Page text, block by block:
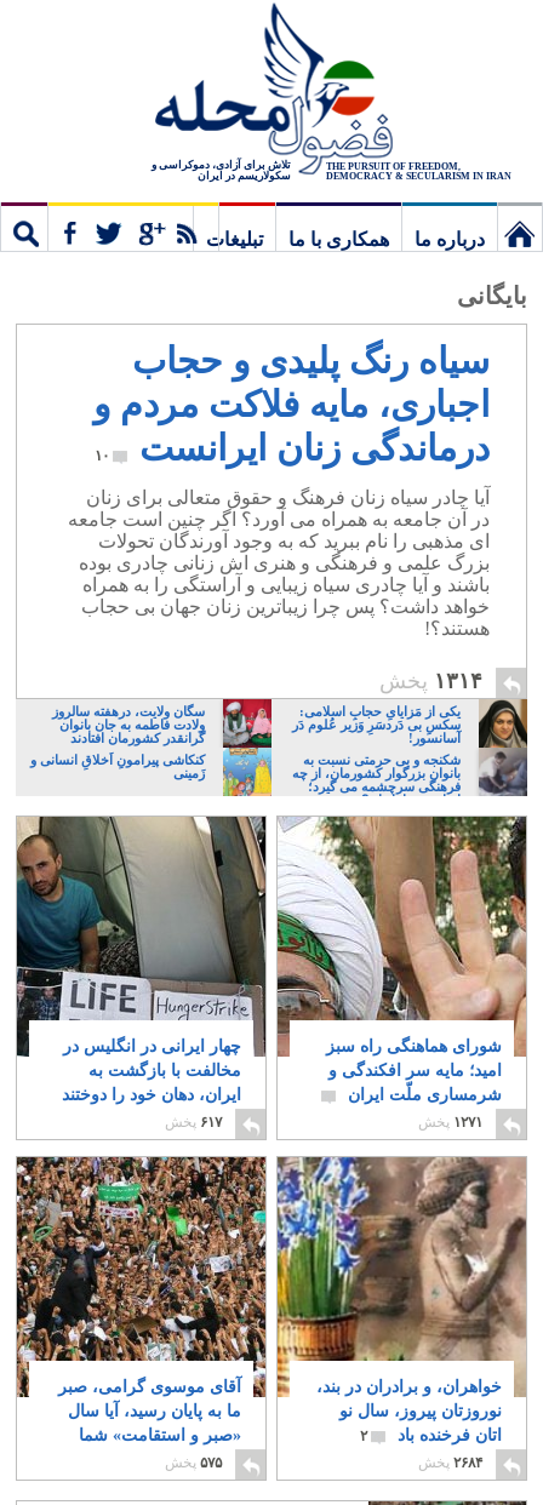
THE PURSUIT OF FREEDOM,
DEMOCRACY & SECULARISM IN IRAN
تلاش برای آزادی، دموکراسی و
سکولاریسم در ایران
درباره ما همکاری با ما
تبلیغات
بایگانی
سیاه رنگ پلیدی و حجاب
اجباری، مایه فلاکت مردم و
درماندگی زنان ایرانست
۱۰
آیا چادر سیاه زنان فرهنگ و حقوق متعالی برای زنان
در آن جامعه به همراه می آورد؟ اگر چنین است جامعه
ای مذهبی را نام ببرید که به وجود آورندگان تحولات
بزرگ علمی و فرهنگی و هنری اش زنانی چادری بوده
باشند و آیا چادری سیاه زیبایی و آراستگی را به همراه
خواهد داشت؟ پس چرا زیباترین زنان جهان بی حجاب
هستند؟!
۱۳۱۴ پخش
یکی از مَزایایِ حجابِ اسلامی:
سکسِ بی دَردسَرِ وَزیر عُلوم دَر
آسانسور!
سگان ولایت، درهفته سالروز
ولادت فاطمه به جان بانوان
گرانقدر کشورمان افتادند
شکنجه و بی حرمتی نسبت به
بانوان بزرگوار کشورمان، از چه
فرهنگی سرچشمه می گیرد؛
ایرانی، و یا تازیان؟
کنکاشی پیرامونِ اَخلاقِ انسانی و
زَمینی
شورای هماهنگی راه سبز
امید؛ مایه سر افکندگی و
شرمساری ملّت ایران
۱۲۷۱ پخش
چهار ایرانی در انگلیس در
مخالفت با بازگشت به
ایران، دهان خود را دوختند
۱۵
۶۱۷ پخش
خواهران، و برادران در بند،
نوروزتان پیروز، سال نو
اتان فرخنده باد
۲
۲۶۸۴ پخش
آقای موسوی گرامی، صبر
ما به پایان رسید، آیا سال
«صبر و استقامت» شما
تمامی ندارد؟
۵۷۵ پخش